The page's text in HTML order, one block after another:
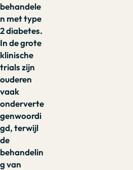
behandele
n met type
2 diabetes.
In de grote
klinische
trials zijn
ouderen
vaak
onderverte
genwoordi
gd, terwijl
de
behandelin
g van